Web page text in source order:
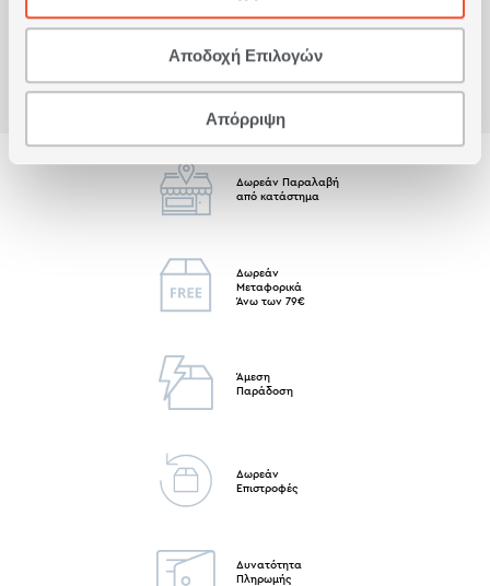
Αποδοχή Επιλογών
Απόρριψη
Δωρεάν Παραλαβή
από κατάστημα
Δωρεάν
Μεταφορικά
Άνω των 79€
Άμεση
Παράδοση
Δωρεάν
Επιστροφές
Δυνατότητα
Πληρωμής